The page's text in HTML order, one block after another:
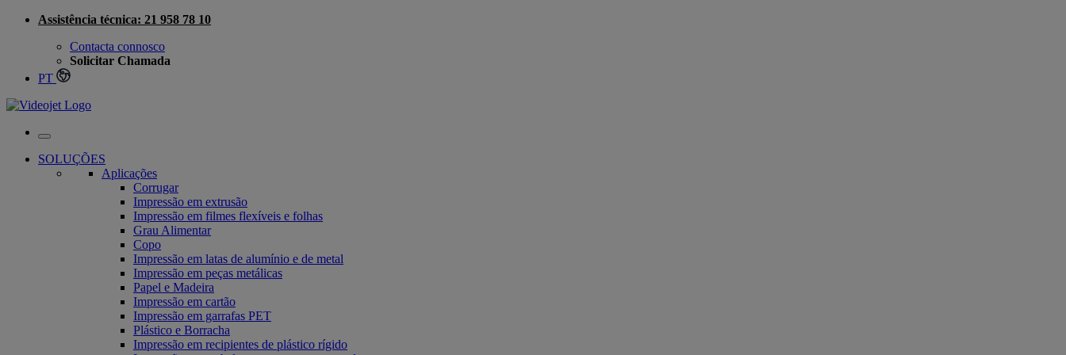
Skip
Assistência técnica: 21 958 78 10
Contacta connosco
Solicitar Chamada
PT
SOLUÇÕES
Aplicações
Corrugar
Impressão em extrusão
Impressão em filmes flexíveis e folhas
Grau Alimentar
Copo
Impressão em latas de alumínio e de metal
Impressão em peças metálicas
Papel e Madeira
Impressão em cartão
Impressão em garrafas PET
Plástico e Borracha
Impressão em recipientes de plástico rígido